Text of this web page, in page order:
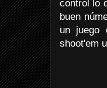
control lo
buen
un juego
shoot'em